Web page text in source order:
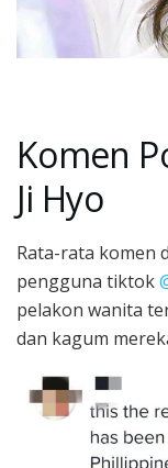
Komen
Ji Hyo
Rata-rata komen
pengguna tiktok
pelakon wanita
dan kagum